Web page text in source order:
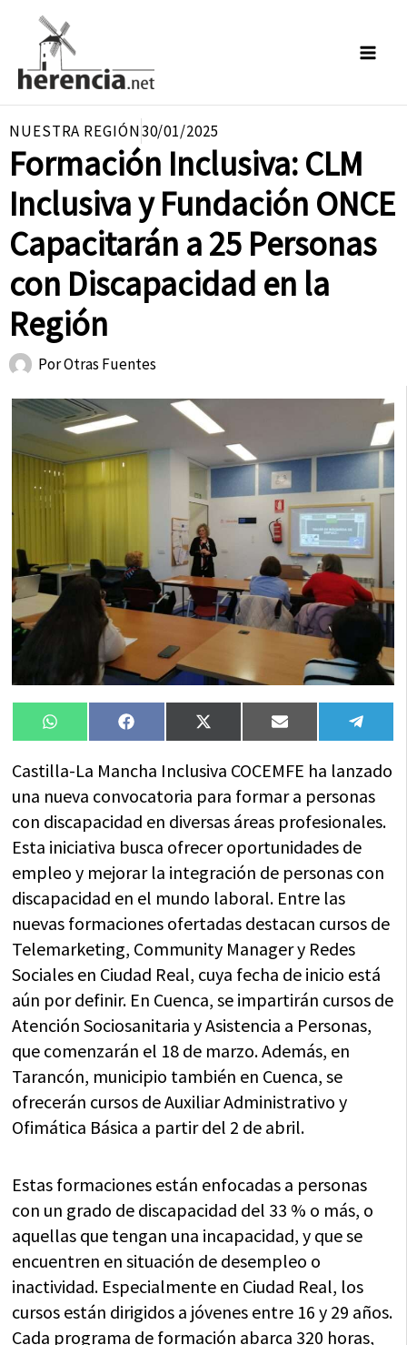
contenido
NUESTRA REGIÓN30/01/2025
Formación Inclusiva: CLM
Inclusiva y Fundación ONCE
Capacitarán a 25 Personas
con Discapacidad en la
Región
PorOtras Fuentes
Compartir
en
WhatsAppCompartir
en
FacebookCompartir
en
X
(Twitter)
Compartir
en
Email
en
Castilla-La Mancha Inclusiva COCEMFE ha lanzado
una nueva convocatoria para formar a personas
con discapacidad en diversas áreas profesionales.
Esta iniciativa busca ofrecer oportunidades de
empleo y mejorar la integración de personas con
discapacidad en el mundo laboral. Entre las
nuevas formaciones ofertadas destacan cursos de
Telemarketing, Community Manager y Redes
Sociales en Ciudad Real, cuya fecha de inicio está
aún por definir. En Cuenca, se impartirán cursos de
Atención Sociosanitaria y Asistencia a Personas,
que comenzarán el 18 de marzo. Además, en
Tarancón, municipio también en Cuenca, se
ofrecerán cursos de Auxiliar Administrativo y
Ofimática Básica a partir del 2 de abril.
Estas formaciones están enfocadas a personas
con un grado de discapacidad del 33 % o más, o
aquellas que tengan una incapacidad, y que se
encuentren en situación de desempleo o
inactividad. Especialmente en Ciudad Real, los
cursos están dirigidos a jóvenes entre 16 y 29 años.
Cada programa de formación abarca 320 horas,